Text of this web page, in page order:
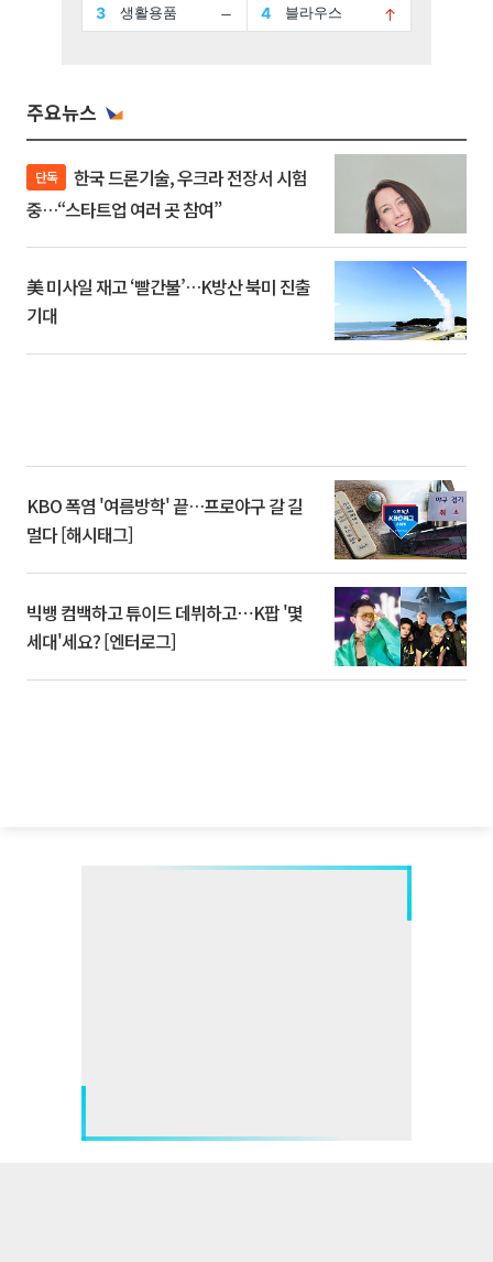
주요뉴스
단독
중…“스타트업 여러 곳 참여”
美 미사일 재고 ‘빨간불’…K방산 북미 진출
기대
KBO 폭염 '여름방학' 끝…프로야구 갈 길
멀다 [해시태그]
빅뱅 컴백하고 튜이드 데뷔하고⋯K팝 '몇
세대'세요? [엔터로그]